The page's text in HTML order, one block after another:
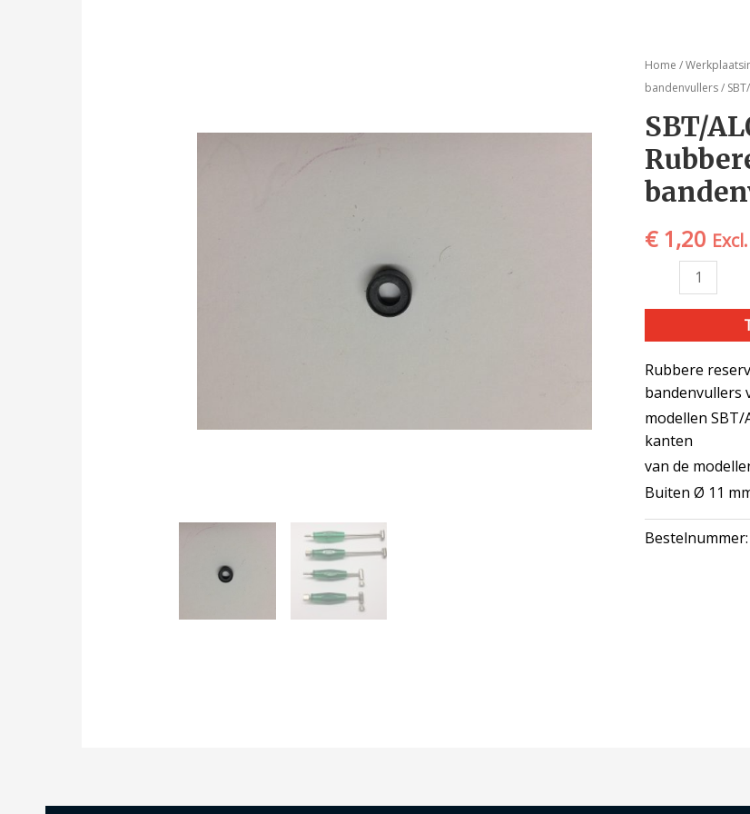
Home /
bandenvullers/
SBT/
€1,20
SBT/AL0709
Rubbere
t.b.v.
Alligator
bandenvuller
aantal
Rubbere
bandenvullers
modellen SBT/
kanten
van de
Buiten Ø 11